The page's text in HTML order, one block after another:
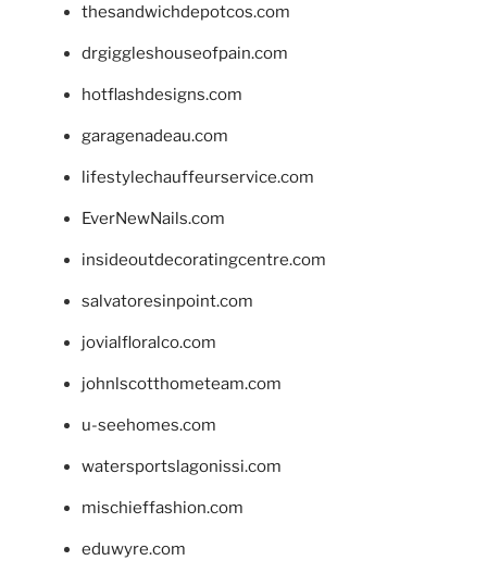
thesandwichdepotcos.com
drgiggleshouseofpain.com
hotflashdesigns.com
garagenadeau.com
lifestylechauffeurservice.com
EverNewNails.com
insideoutdecoratingcentre.com
salvatoresinpoint.com
jovialfloralco.com
johnlscotthometeam.com
u-seehomes.com
watersportslagonissi.com
mischieffashion.com
eduwyre.com